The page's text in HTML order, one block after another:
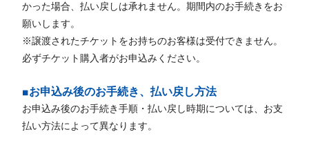
かった場合、払い戻しは承れません。期間内のお手続きをお
願いします。
※譲渡されたチケットをお持ちのお客様は受付できません。
必ずチケット購入者がお申込みください。
■お申込み後のお手続き、払い戻し方法
お申込み後のお手続き手順・払い戻し時期については、お支
払い方法によって異なります。